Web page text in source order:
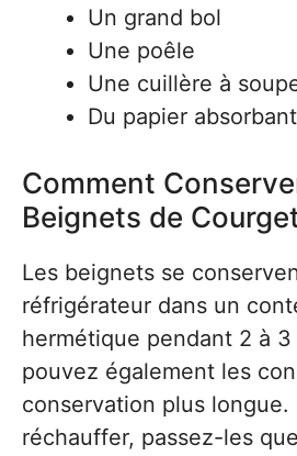
Un grand bol
Une poêle
Une cuillère à
Du papier absorbant
Comment
Beignets de
Les beignets se
réfrigérateur dans un
hermétique pendant 2 à 3
pouvez également les
conservation plus longue.
réchauffer, passez-les